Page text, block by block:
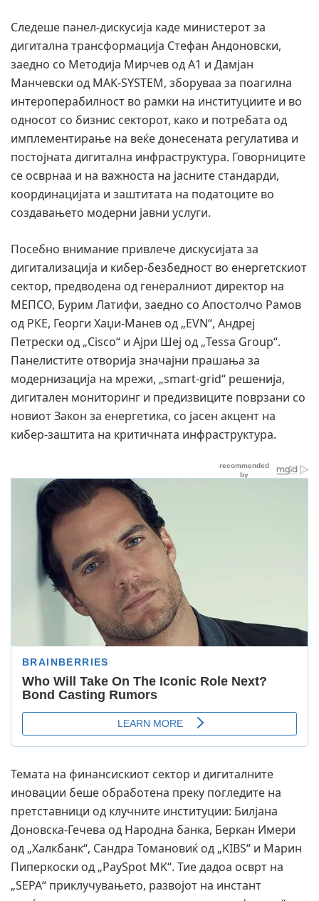
Следеше панел-дискусија каде министерот за
дигитална трансформација Стефан Андоновски,
заедно со Методија Мирчев од А1 и Дамјан
Манчевски од MAK-SYSTEM, зборуваа за поагилна
интероперабилност во рамки на институциите и во
односот со бизнис секторот, како и потребата од
имплементирање на веќе донесената регулатива и
постојната дигитална инфраструктура. Говорниците
се осврнаа и на важноста на јасните стандарди,
координацијата и заштитата на податоците во
создавањето модерни јавни услуги.
Посебно внимание привлече дискусијата за
дигитализација и кибер-безбедност во енергетскиот
сектор, предводена од генералниот директор на
МЕПСО, Бурим Латифи, заедно со Апостолчо Рамов
од РКЕ, Георги Хаџи-Манев од „EVN“, Андреј
Петрески од „Cisco“ и Ајри Шеј од „Tessa Group“.
Панелистите отворија значајни прашања за
модернизација на мрежи, „smart-grid“ решенија,
дигитален мониторинг и предизвиците поврзани со
новиот Закон за енергетика, со јасен акцент на
кибер-заштита на критичната инфраструктура.
Темата на финансискиот сектор и дигиталните
иновации беше обработена преку погледите на
претставници од клучните институции: Билјана
Доновска-Гечева од Народна банка, Беркан Имери
од „Халкбанк“, Сандра Томановиќ од „KIBS“ и Марин
Пиперкоски од „PaySpot MK“. Тие дадоа осврт на
„SEPA“ приклучувањето, развојот на инстант